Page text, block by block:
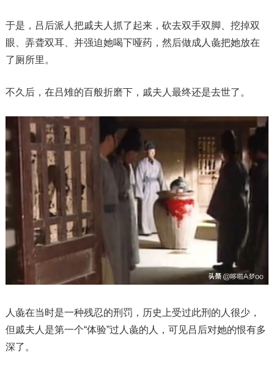
于是，吕后派人把戚夫人抓了起来，砍去双手双脚、挖掉双
眼、弄聋双耳、并强迫她喝下哑药，然后做成人彘把她放在
了厕所里。
不久后，在吕雉的百般折磨下，戚夫人最终还是去世了。
人彘在当时是一种残忍的刑罚，历史上受过此刑的人很少，
但戚夫人是第一个“体验”过人彘的人，可见吕后对她的恨有多
深了。